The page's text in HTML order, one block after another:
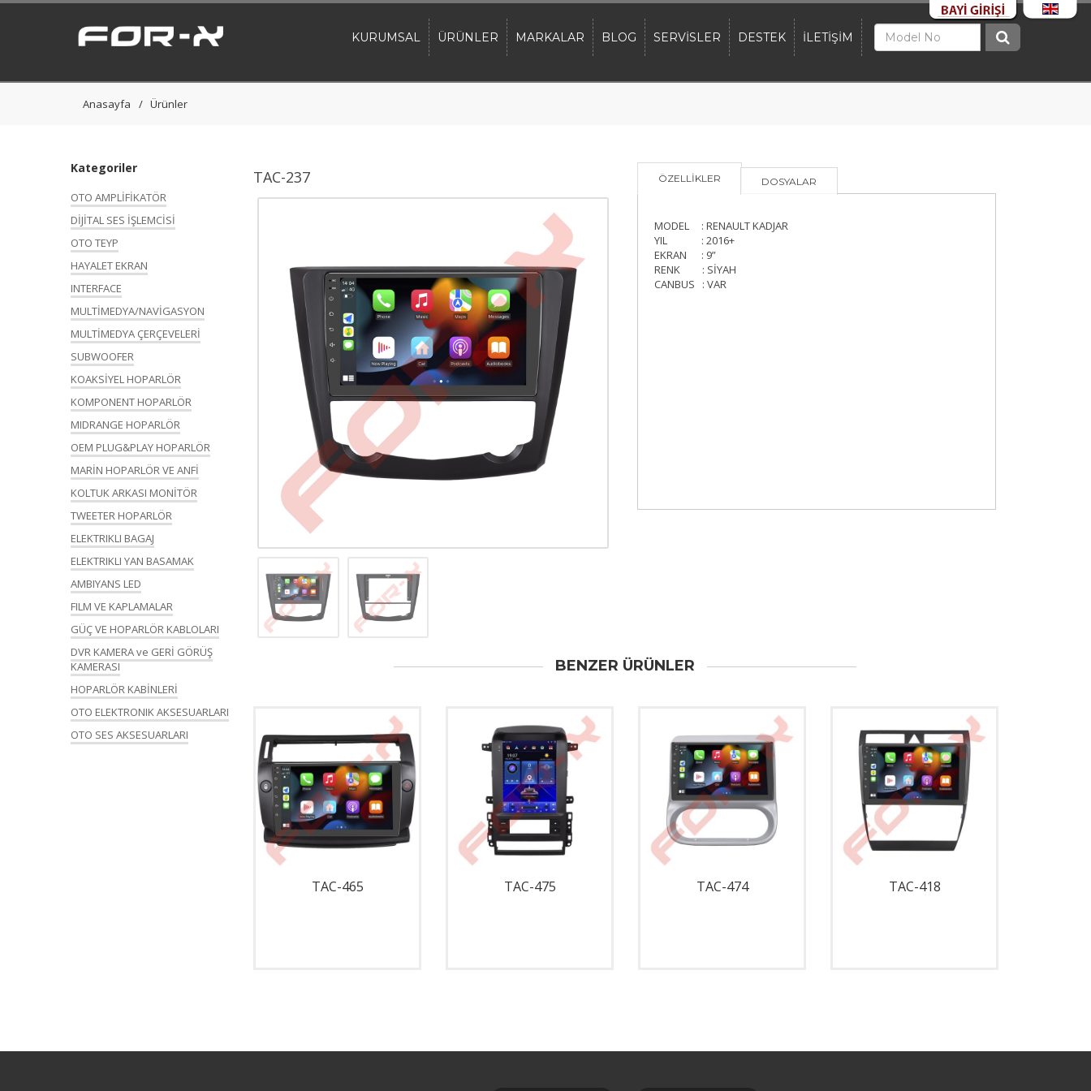
KURUMSAL ÜRÜNLER MARKALAR BLOG SERVİSLER DESTEK İLETİŞİM
Anasayfa Ürünler
Kategoriler
OTO AMPLİFİKATÖR
DİJİTAL SES İŞLEMCİSİ
OTO TEYP
HAYALET EKRAN
INTERFACE
MULTİMEDYA/NAVİGASYON
MULTİMEDYA ÇERÇEVELERİ
SUBWOOFER
KOAKSİYEL HOPARLÖR
KOMPONENT HOPARLÖR
MIDRANGE HOPARLÖR
OEM PLUG&PLAY HOPARLÖR
MARİN HOPARLÖR VE ANFİ
KOLTUK ARKASI MONİTÖR
TWEETER HOPARLÖR
ELEKTRIKLI BAGAJ
ELEKTRIKLI YAN BASAMAK
AMBIYANS LED
FILM VE KAPLAMALAR
GÜÇ VE HOPARLÖR KABLOLARI
DVR KAMERA ve GERİ GÖRÜŞ
KAMERASI
HOPARLÖR KABİNLERİ
OTO ELEKTRONIK AKSESUARLARI
OTO SES AKSESUARLARI
TAC-237 ÖZELLİKLER DOSYALAR
MODEL : RENAULT KADJAR
YIL : 2016+
EKRAN : 9”
RENK : SİYAH
CANBUS : VAR
BENZER ÜRÜNLER
TAC-465 TAC-475 TAC-474 TAC-418